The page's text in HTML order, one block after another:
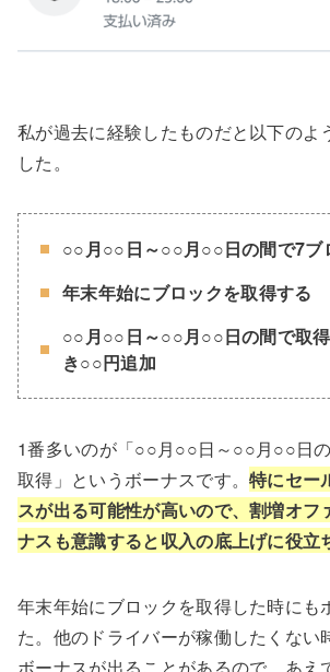
私が過去に経験したものだと以下のよ
した。
○○月○○日～○○月○○日の間で7ブ
年末年始にブロックを取得する
○○月○○日～○○月○○日の間で取
き○○円追加
1番多いのが「○○月○○日～○○月○○日
取得」というボーナスです。特にセー
スが出る可能性が高いので、割増オフ
ナスも意識すると収入の底上げに役立
年末年始にブロックを取得した時にも
た。他のドライバーが稼働したくない